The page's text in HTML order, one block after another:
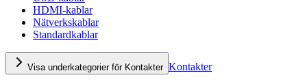
HDMI-kablar
Nätverkskablar
Standardkablar
Visa underkategorier för Kontakter Kontakter